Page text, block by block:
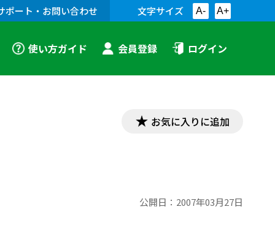
ポート・お問い合わせ 文字サイズ A- A+
使い方ガイド 会員登録 ログイン
お気に入りに追加
公開日： 2007年03月27日